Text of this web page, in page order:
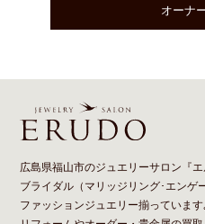
オーナ
広島県福山市のジュエリーサロン『エ
ブライダル（ マリッジリング･ エンゲ
ファッションジュエリー揃っています